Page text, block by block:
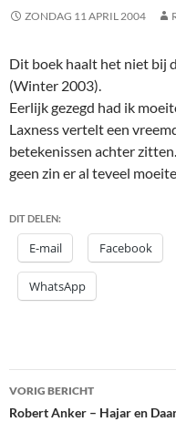
ZONDAG 11 APRIL 2004
Dit boek haalt het niet bij
(Winter 2003).
Eerlijk gezegd had ik
Laxness vertelt een
betekenissen achter
geen zin er al teveel
DIT DELEN:
E-mail Facebook
WhatsApp
Bericht
navigatie
VORIG BERICHT
Robert Anker – Hajar en